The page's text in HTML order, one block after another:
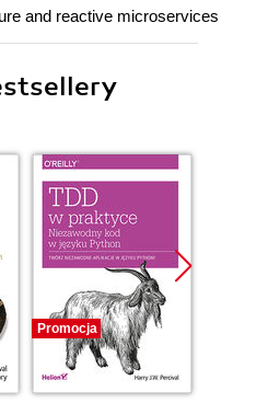
and reactive microservices
Promocja